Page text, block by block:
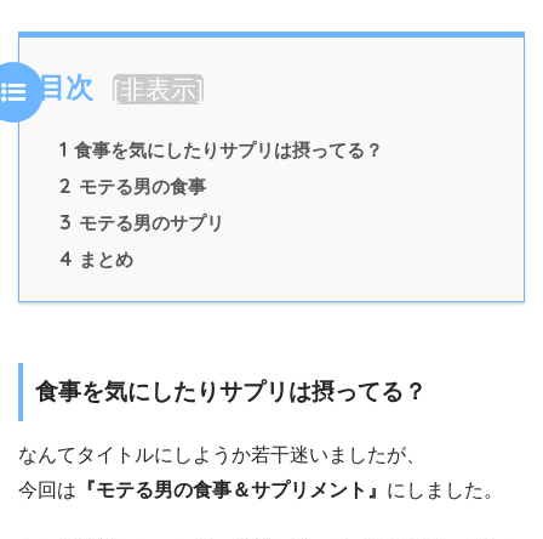
目次 [非表示]
1 食事を気にしたりサプリは摂ってる？
2 モテる男の食事
3 モテる男のサプリ
4 まとめ
食事を気にしたりサプリは摂ってる？
なんてタイトルにしようか若干迷いましたが、
今回は 『モテる男の食事＆サプリメント』 にしました。